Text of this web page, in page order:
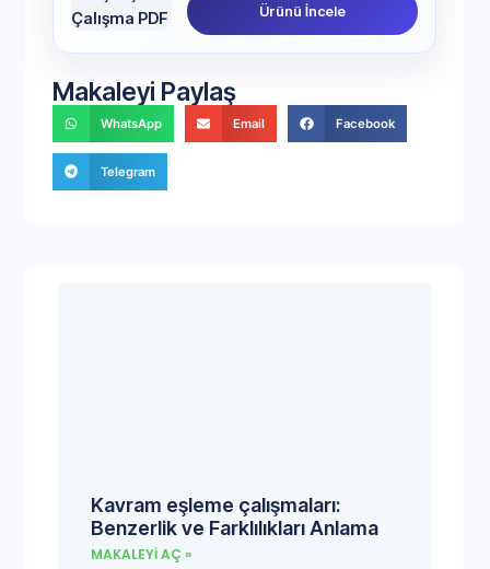
Ürünü İncele
Makaleyi Paylaş
WhatsApp Email Facebook
Telegram
Kavram eşleme çalışmaları:
Benzerlik ve Farklılıkları Anlama
MAKALEYI AÇ »